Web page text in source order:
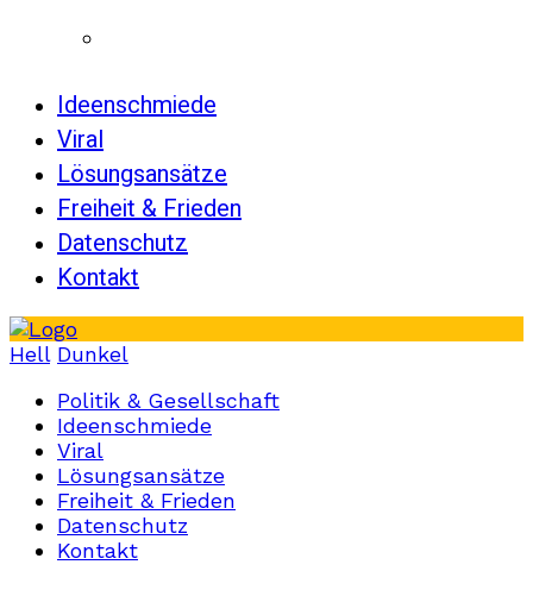
Ideenschmiede
Viral
Lösungsansätze
Freiheit & Frieden
Datenschutz
Kontakt
Hell Dunkel
Politik & Gesellschaft
Ideenschmiede
Viral
Lösungsansätze
Freiheit & Frieden
Datenschutz
Kontakt